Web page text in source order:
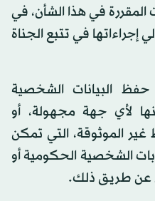
المقررة في هذا الشأن، في
إجراءاتها في تتبع الجناة
البيانات الشخصية
لأي جهة مجهولة، أو
غير الموثوقة، التي تمكن
الشخصية الحكومية أو
عن طريق ذلك.